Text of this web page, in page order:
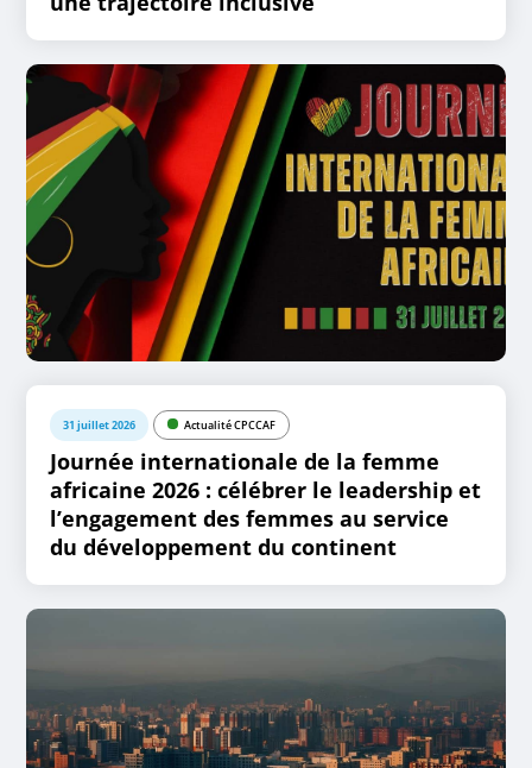
31 juillet 2026 Actualité CPCCAF
Journée internationale de la femme
africaine 2026 : célébrer le leadership et
l’engagement des femmes au service
du développement du continent